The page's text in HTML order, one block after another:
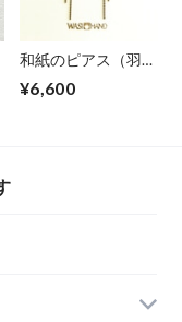
和紙のピアス（羽）
¥6,600